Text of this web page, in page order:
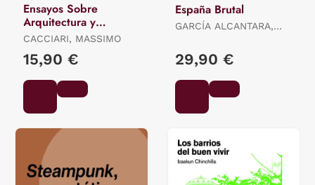
Ensayos Sobre
Arquitectura y
Filosofía
CACCIARI, MASSIMO
15,90 €
España Brutal
GARCÍA ALCANTARA,
29,90 €